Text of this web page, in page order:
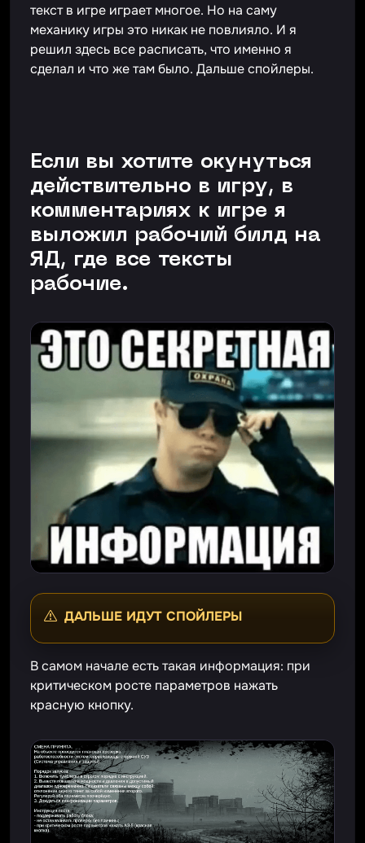
текст в игре играет многое. Но на саму
механику игры это никак не повлияло. И я
решил здесь все расписать, что именно я
сделал и что же там было. Дальше спойлеры.
Если вы хотите окунуться
действительно в игру, в
комментариях к игре я
выложил рабочий билд на
ЯД, где все тексты
рабочие.
ДАЛЬШЕ ИДУТ СПОЙЛЕРЫ
В самом начале есть такая информация: при
критическом росте параметров нажать
красную кнопку.